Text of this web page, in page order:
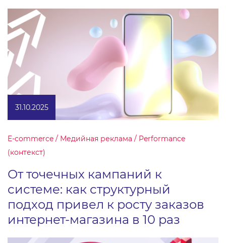
31.10.2025
E-commerce / Медийная реклама / Performance
(контекст)
От точечных кампаний к
системе: как структурный
подход привел к росту заказов
интернет-магазина в 10 раз